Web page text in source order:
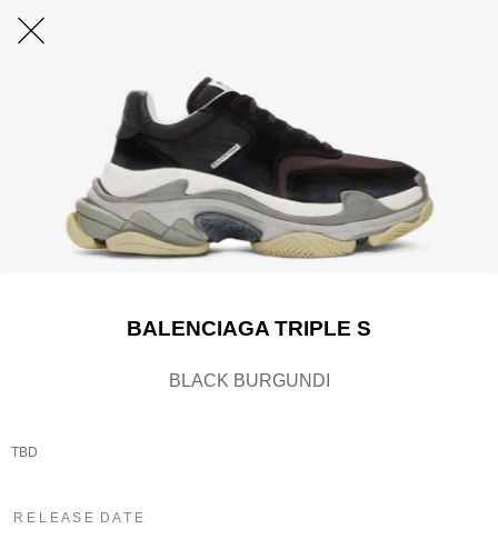
BALENCIAGA TRIPLE S
BLACK BURGUNDI
TBD
R E L E A S E D A T E